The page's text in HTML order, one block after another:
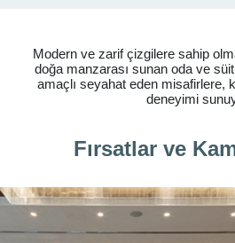
Modern ve zarif çizgilere sahip
doğa manzarası sunan oda ve
amaçlı seyahat eden misafirlere,
deneyimi
Fırsatlar ve